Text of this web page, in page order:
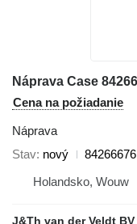
Cena na požiadanie
Náprava
Stav nový
84266676
Holandsko, Wouw
J&Th van der Veldt BV